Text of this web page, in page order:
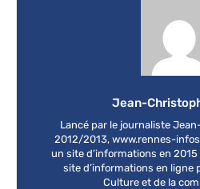
Jean-
Lancé par le journaliste
2012/2013, www.rennes-
un site d’informations en
site d’informations en ligne
Culture et de la